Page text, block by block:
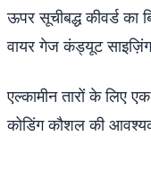
ऊपर सूचीबद्ध कीवर्ड
वायर गेज कंड्यूट
एल्कामीन तारों के लिए
कोडिंग कौशल की